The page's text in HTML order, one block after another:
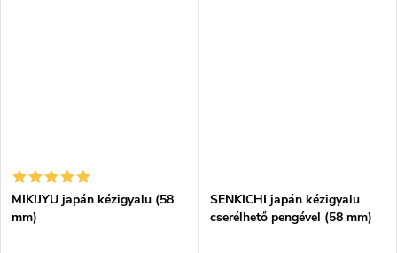
MIKIJYU japán kézigyalu (58
mm)
SENKICHI japán kézigyalu
cserélhető pengével (58 mm)